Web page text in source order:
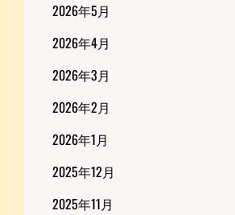
2026年5月
2026年4月
2026年3月
2026年2月
2026年1月
2025年12月
2025年11月